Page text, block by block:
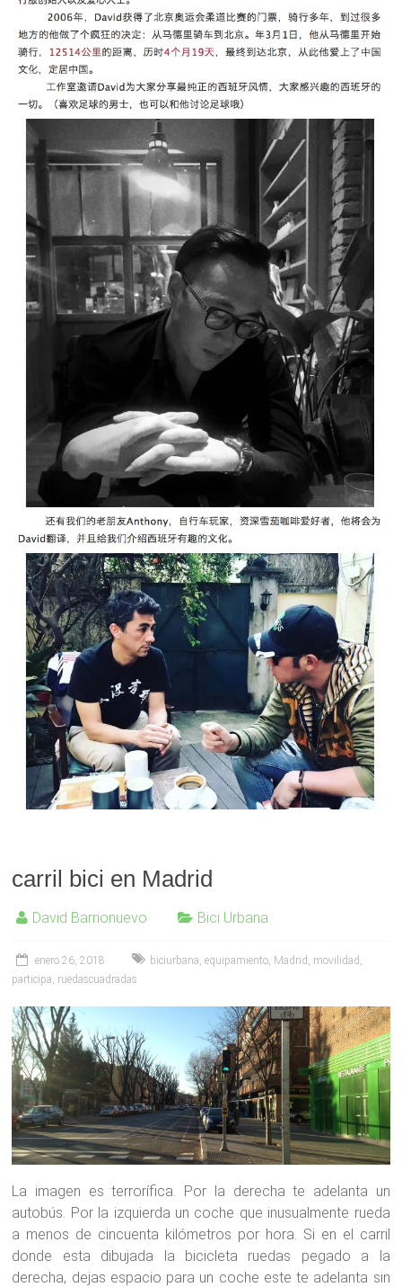
carril bici en Madrid
David Barrionuevo Bici Urbana
enero 26, 2018 biciurbana,equipamiento, Madrid , movilidad ,
participa, ruedascuadradas
La imagen es terrorífica. Por la derecha te adelanta un
autobús. Por la izquierda un coche que inusualmente rueda
a menos de cincuenta kilómetros por hora. Si en el carril
donde esta dibujada la bicicleta ruedas pegado a la
derecha, dejas espacio para un coche este te adelanta sin